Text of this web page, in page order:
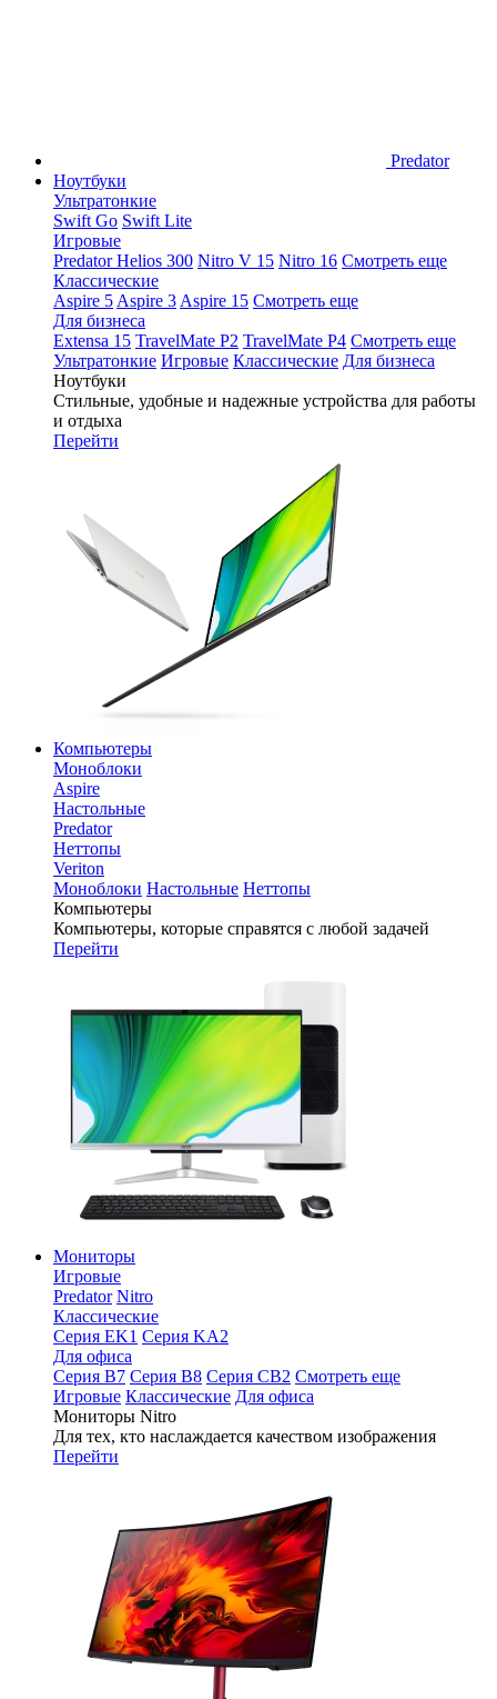
Predator
Ноутбуки
Ультратонкие
Swift Go Swift Lite
Игровые
Predator Helios 300 Nitro V 15 Nitro 16 Смотреть еще
Классические
Aspire 5 Aspire 3 Aspire 15 Смотреть еще
Для бизнеса
Extensa 15 TravelMate P2 TravelMate P4 Смотреть еще
Ультратонкие Игровые Классические Для бизнеса
Ноутбуки
Стильные, удобные и надежные устройства для работы
и отдыха
Перейти
Компьютеры
Моноблоки
Aspire
Настольные
Predator
Неттопы
Veriton
Моноблоки Настольные Неттопы
Компьютеры
Компьютеры, которые справятся с любой задачей
Перейти
Мониторы
Игровые
Predator Nitro
Классические
Серия EK1 Серия KA2
Для офиса
Серия B7 Серия B8 Серия CB2 Смотреть еще
Игровые Классические Для офиса
Мониторы Nitro
Для тех, кто наслаждается качеством изображения
Перейти